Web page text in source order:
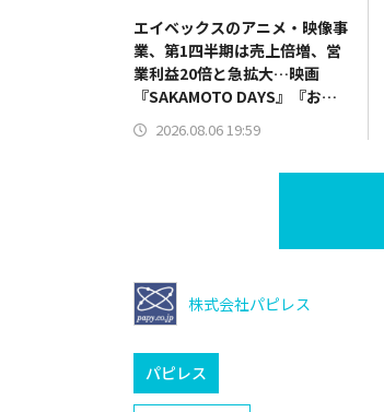
エイベックスのアニメ・映像事
業、第1四半期は売上倍増、営
業利益20倍と急拡大…映画
『SAKAMOTO DAYS』『おそ
松さん』貢献
2026.08.06 19:59
株式会社パピレス
パピレス